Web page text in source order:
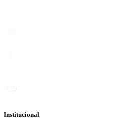
Institucional